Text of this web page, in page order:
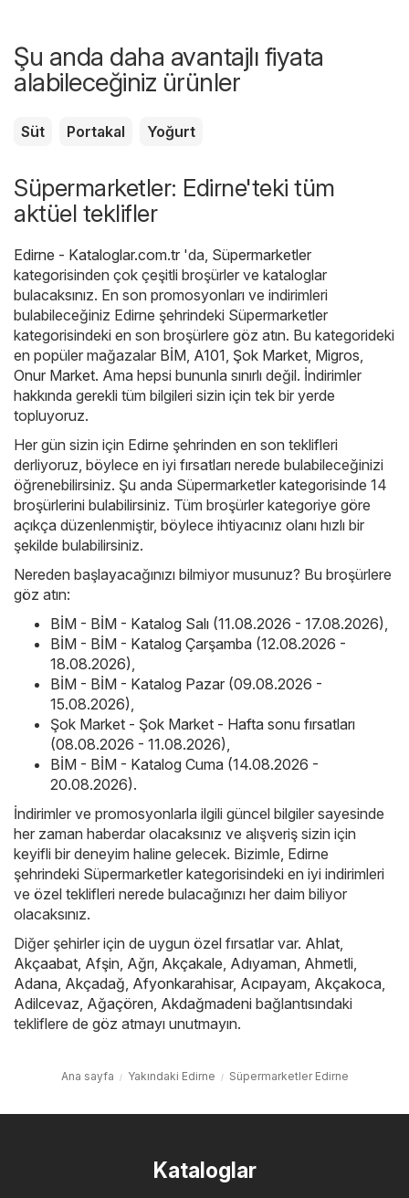
Şu anda daha avantajlı fiyata
alabileceğiniz ürünler
Süt Portakal Yoğurt
Süpermarketler: Edirne'teki tüm
aktüel teklifler
Edirne - Kataloglar.com.tr 'da, Süpermarketler
kategorisinden çok çeşitli broşürler ve kataloglar
bulacaksınız. En son promosyonları ve indirimleri
bulabileceğiniz Edirne şehrindeki Süpermarketler
kategorisindeki en son broşürlere göz atın. Bu kategorideki
en popüler mağazalar BİM, A101, Şok Market, Migros,
Onur Market. Ama hepsi bununla sınırlı değil. İndirimler
hakkında gerekli tüm bilgileri sizin için tek bir yerde
topluyoruz.
Her gün sizin için Edirne şehrinden en son teklifleri
derliyoruz, böylece en iyi fırsatları nerede bulabileceğinizi
öğrenebilirsiniz. Şu anda Süpermarketler kategorisinde 14
broşürlerini bulabilirsiniz. Tüm broşürler kategoriye göre
açıkça düzenlenmiştir, böylece ihtiyacınız olanı hızlı bir
şekilde bulabilirsiniz.
Nereden başlayacağınızı bilmiyor musunuz? Bu broşürlere
göz atın:
BİM - BİM - Katalog Salı (11.08.2026 - 17.08.2026),
BİM - BİM - Katalog Çarşamba (12.08.2026 -
18.08.2026),
BİM - BİM - Katalog Pazar (09.08.2026 -
15.08.2026),
Şok Market - Şok Market - Hafta sonu fırsatları
(08.08.2026 - 11.08.2026),
BİM - BİM - Katalog Cuma (14.08.2026 -
20.08.2026).
İndirimler ve promosyonlarla ilgili güncel bilgiler sayesinde
her zaman haberdar olacaksınız ve alışveriş sizin için
keyifli bir deneyim haline gelecek. Bizimle, Edirne
şehrindeki Süpermarketler kategorisindeki en iyi indirimleri
ve özel teklifleri nerede bulacağınızı her daim biliyor
olacaksınız.
Diğer şehirler için de uygun özel fırsatlar var. Ahlat,
Akçaabat, Afşin, Ağrı, Akçakale, Adıyaman, Ahmetli,
Adana, Akçadağ, Afyonkarahisar, Acıpayam, Akçakoca,
Adilcevaz, Ağaçören, Akdağmadeni bağlantısındaki
tekliflere de göz atmayı unutmayın.
Ana sayfa Yakındaki Edirne Süpermarketler Edirne
Kataloglar